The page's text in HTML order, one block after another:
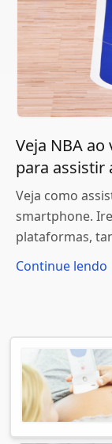
Veja NBA
para assistir
Veja como
smartphone.
plataformas,
Continue lendo